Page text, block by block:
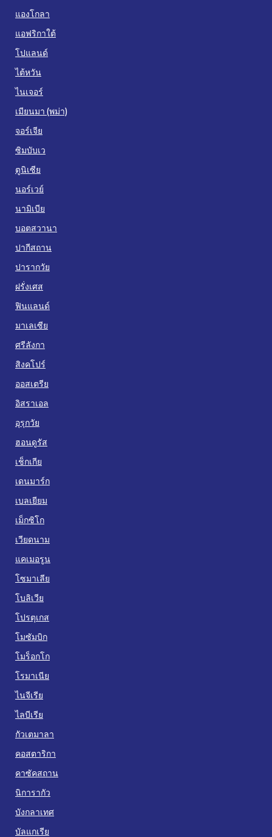
แองโกลา
แอฟริกาใต้
โปแลนด์
ไต้หวัน
ไนเจอร์
เมียนมา (พม่า)
จอร์เจีย
ซิมบับเว
ตูนิเซีย
นอร์เวย์
นามิเบีย
บอตสวานา
ปากีสถาน
ปารากวัย
ฝรั่งเศส
ฟินแลนด์
มาเลเซีย
ศรีลังกา
สิงคโปร์
ออสเตรีย
อิสราเอล
อุรุกวัย
ฮอนดูรัส
เช็กเกีย
เดนมาร์ก
เบลเยียม
เม็กซิโก
เวียดนาม
แคเมอรูน
โซมาเลีย
โบลิเวีย
โปรตุเกส
โมซัมบิก
โมร็อกโก
โรมาเนีย
ไนจีเรีย
ไลบีเรีย
กัวเตมาลา
คอสตาริกา
คาซัคสถาน
นิการากัว
บังกลาเทศ
บัลแกเรีย